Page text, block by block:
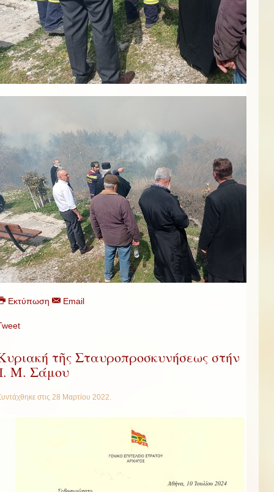
Εκτύπωση Email
τῆς Σταυροπροσκυνήσεως στήν
Μ. Σάμου
στις 28 Μαρτίου 2022